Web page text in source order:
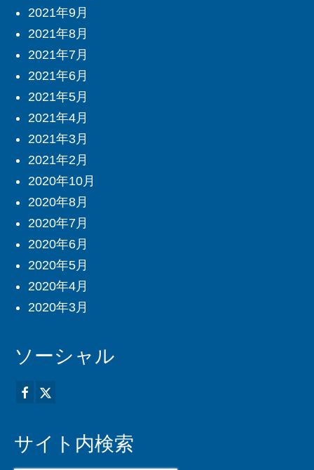
2021年9月
2021年8月
2021年7月
2021年6月
2021年5月
2021年4月
2021年3月
2021年2月
2020年10月
2020年8月
2020年7月
2020年6月
2020年5月
2020年4月
2020年3月
ソーシャル
サイト内検索